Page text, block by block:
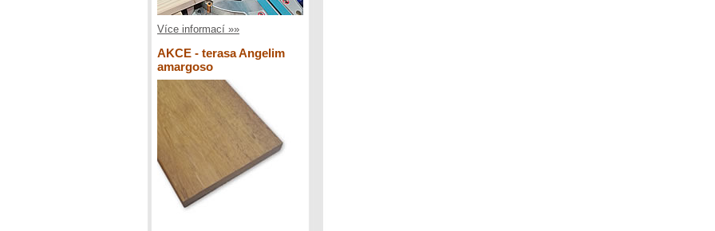
Více informací »»
AKCE - terasa Angelim
amargoso